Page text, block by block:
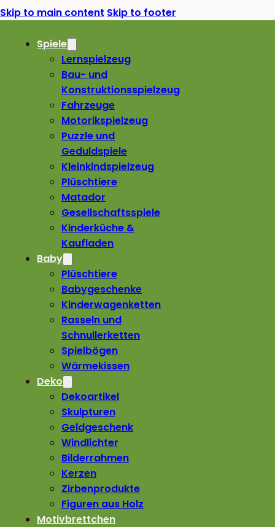
Skip to main content Skip to footer
Spiele
Lernspielzeug
Bau- und
Konstruktionsspielzeug
Fahrzeuge
Motorikspielzeug
Puzzle und
Geduldspiele
Kleinkindspielzeug
Plüschtiere
Matador
Gesellschaftsspiele
Kinderküche &
Kaufladen
Baby
Plüschtiere
Babygeschenke
Kinderwagenketten
Rasseln und
Schnullerketten
Spielbögen
Wärmekissen
Deko
Dekoartikel
Skulpturen
Geldgeschenk
Windlichter
Bilderrahmen
Kerzen
Zirbenprodukte
Figuren aus Holz
Motivbrettchen